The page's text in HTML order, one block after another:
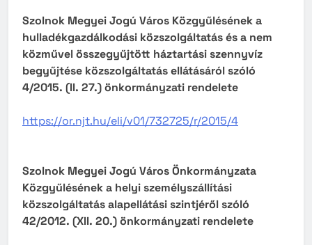
Szolnok Megyei Jogú Város Közgyűléséneka
hulladékgazdálkodási közszolgáltatás és a nem
közművel összegyűjtött háztartási szennyvíz
begyűjtése közszolgáltatás ellátásáról szóló
4/2015. (II. 27.) önkormányzati rendelete
https://or.njt.hu/eli/v01/732725/r/2015/4
Szolnok Megyei Jogú Város Önkormányzata
Közgyűlésének a helyi személyszállítási
közszolgáltatás alapellátási szintjéről szóló
42/2012. (XII. 20.) önkormányzati rendelete